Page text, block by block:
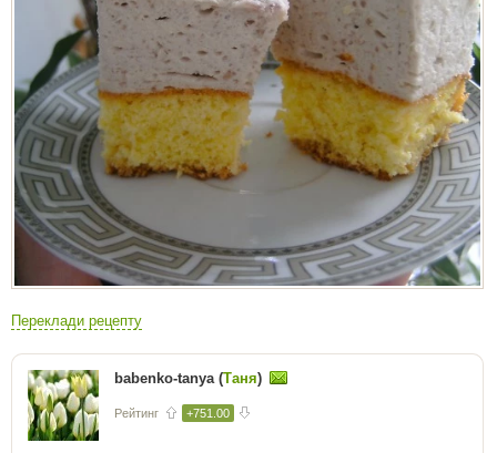
Переклади рецепту
babenko-tanya (Таня)
Рейтинг +751.00